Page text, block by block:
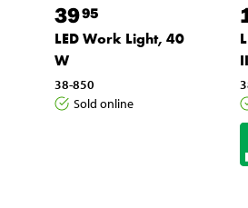
3995
LED Work Light, 40
W
38-850
Sold online